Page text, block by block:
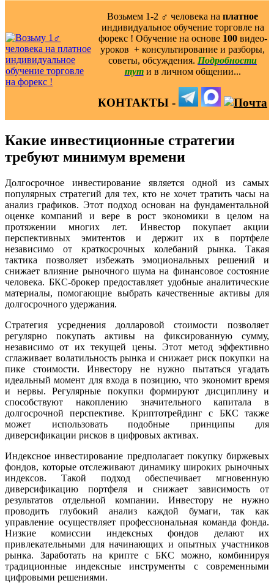
Возьмем 1-2 ‍♂️ человека на платное
индивидуальное обучение торговле на
форекс ! Обучение на основе 100видео-
уроков ️ + консультирование и разборы,
советы, обсуждения. Подробности
тут и в личном общении...
КОНТАКТЫ -
Какие инвестиционные стратегии
требуют минимум времени
Долгосрочное инвестирование является одной из самых
популярных стратегий для тех, кто не хочет тратить часы на
анализ графиков. Этот подход основан на фундаментальной
оценке компаний и вере в рост экономики в целом на
протяжении многих лет. Инвестор покупает акции
перспективных эмитентов и держит их в портфеле
независимо от краткосрочных колебаний рынка. Такая
тактика позволяет избежать эмоциональных решений и
снижает влияние рыночного шума на финансовое состояние
человека. БКС-брокер предоставляет удобные аналитические
материалы, помогающие выбрать качественные активы для
долгосрочного удержания.
Стратегия усреднения долларовой стоимости позволяет
регулярно покупать активы на фиксированную сумму,
независимо от их текущей цены. Этот метод эффективно
сглаживает волатильность рынка и снижает риск покупки на
пике стоимости. Инвестору не нужно пытаться угадать
идеальный момент для входа в позицию, что экономит время
и нервы. Регулярные покупки формируют дисциплину и
способствуют накоплению значительного капитала в
долгосрочной перспективе. Криптотрейдинг с БКС также
может использовать подобные принципы для
диверсификации рисков в цифровых активах.
Индексное инвестирование предполагает покупку биржевых
фондов, которые отслеживают динамику широких рыночных
индексов. Такой подход обеспечивает мгновенную
диверсификацию портфеля и снижает зависимость от
результатов отдельной компании. Инвестору не нужно
проводить глубокий анализ каждой бумаги, так как
управление осуществляет профессиональная команда фонда.
Низкие комиссии индексных фондов делают их
привлекательными для начинающих и опытных участников
рынка. Заработать на крипте с БКС можно, комбинируя
традиционные индексные инструменты с современными
цифровыми решениями.